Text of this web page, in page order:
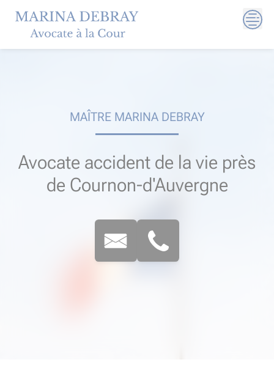
content
MAÎTRE MARINA DEBRAY
Avocate accident de la vie près
de Cournon-d'Auvergne